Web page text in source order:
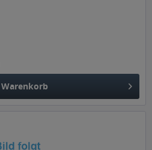
Warenkorb